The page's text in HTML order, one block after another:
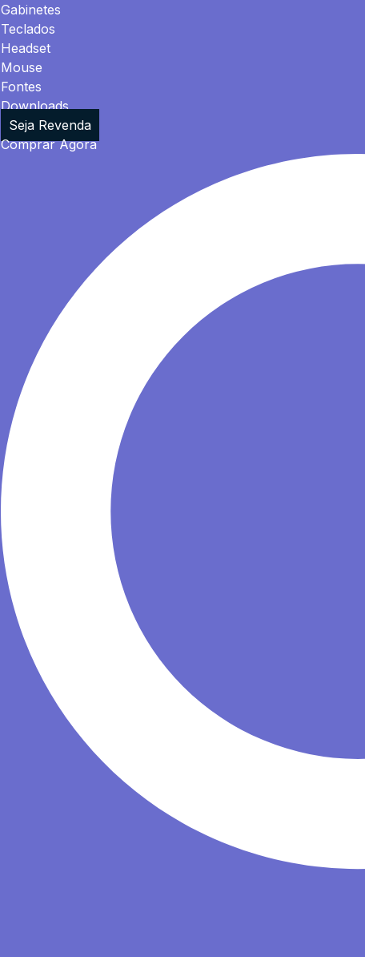
Gabinetes
Teclados
Headset
Mouse
Fontes
Downloads
Seja Revenda
Comprar Agora